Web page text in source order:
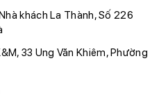
khách La Thành, Số 226
33 Ung Văn Khiêm, Phường